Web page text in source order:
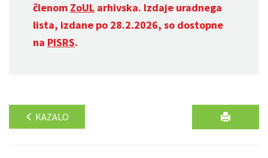
členom ZoUL arhivska. Izdaje uradnega
lista, izdane po 28.2.2026, so dostopne
na PISRS.
KAZALO